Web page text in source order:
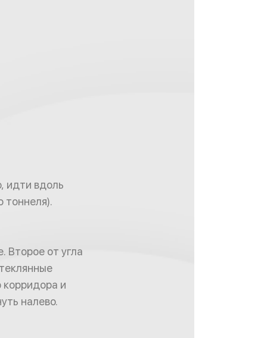
идти вдоль
тоннеля).
Второе от угла
и
налево.